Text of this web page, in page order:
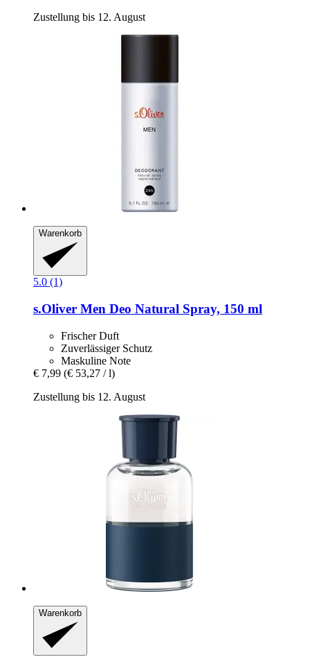
Zustellung bis 12. August
Warenkorb
5.0 (1)
s.Oliver Men Deo Natural Spray, 150 ml
Frischer Duft
Zuverlässiger Schutz
Maskuline Note
€ 7,99 (€ 53,27 / l)
Zustellung bis 12. August
Warenkorb